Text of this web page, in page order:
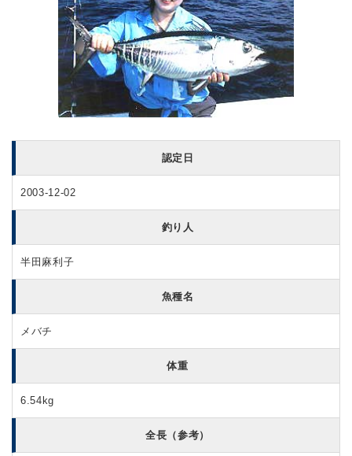
認定日
2003-12-02
釣り人
半田麻利子
魚種名
メバチ
体重
6.54kg
全長（参考）